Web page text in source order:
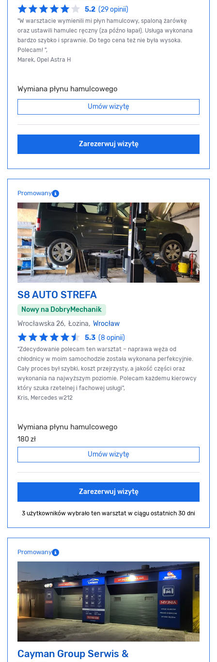
5.2 (29 opinii)
"W warsztacie wymienili mi płyn hamulcowy, spaloną żarówkę
oraz ustawili hamulec ręczny (za późno łapał). Usługa wykonana
bardzo szybko i sprawnie. Do tego cena też nie była wysoka.
Polecam! ",
Marek, Opel Astra H
Wymiana płynu hamulcowego
Umów wizytę
Zarezerwuj wizytę
Promowany
S8 AUTO STREFA
Nowy na DobryMechanik
Wrocławska 26, Łozina, Wrocław
5.3 (8 opinii)
"Zdecydowanie polecam ten warsztat – naprawa węża od
chłodnicy w moim samochodzie została wykonana perfekcyjnie.
Cały proces był szybki, koszt przejrzysty, a jakość części oraz
wykonania na najwyższym poziomie. Polecam każdemu kierowcy
który szuka rzetelnej i fachowej usługi",
Kris, Mercedes w212
Wymiana płynu hamulcowego
180 zł
Umów wizytę
Zarezerwuj wizytę
3 użytkowników wybrało ten warsztat w ciągu ostatnich 30 dni
Promowany
Cayman Group Serwis &